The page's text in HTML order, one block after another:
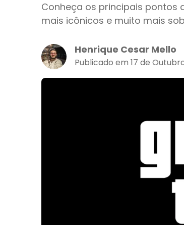
Conheça os principais pontos
mais icônicos e muito mais
Henrique Cesar Mello
Publicado em 17 de